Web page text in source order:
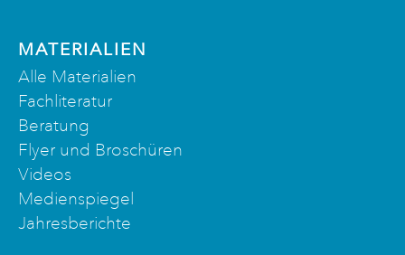
MATERIALIEN
Alle Materialien
Fachliteratur
Beratung
Flyer und Broschüren
Videos
Medienspiegel
Jahresberichte